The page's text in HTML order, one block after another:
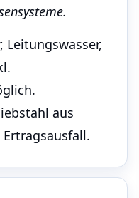
Leitungswasser,
aus
Ertragsausfall.